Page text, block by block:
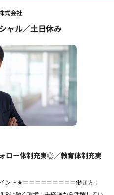
式会社
ャル／土日休み
ロー体制充実◎／教育体制充実
ント★＝＝＝＝＝＝＝＝＝働き方：